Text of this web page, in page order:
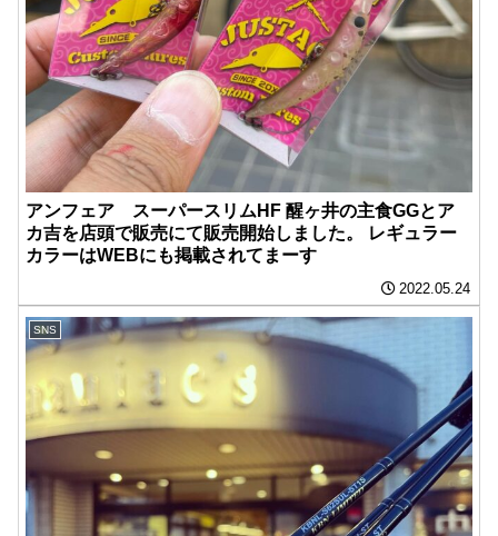
アンフェア スーパースリムHF 醒ヶ井の主食GGとア
カ吉を店頭で販売にて販売開始しました。 レギュラー
カラーはWEBにも掲載されてまーす
2022.05.24
SNS